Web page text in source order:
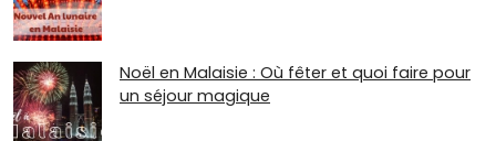
Noël en Malaisie : Où fêter et quoi faire pour
un séjour magique